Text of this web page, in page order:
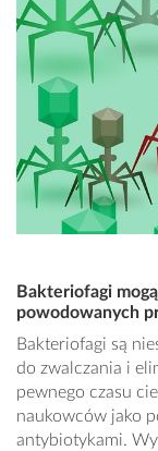
Bakteriofagi
powodowanych
Bakteriofagi są
do zwalczania i
pewnego czasu
naukowców jako
antybiotykami.